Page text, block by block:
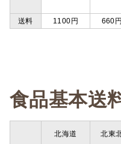
送料
1100円 660円
食品基
北海道 北東